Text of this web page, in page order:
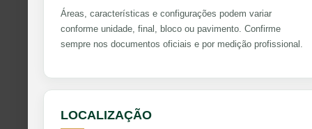
Áreas, características e configurações podem variar
conforme unidade, final, bloco ou pavimento. Confirme
sempre nos documentos oficiais e por medição profissional.
LOCALIZAÇÃO